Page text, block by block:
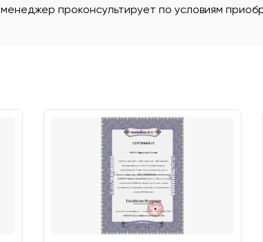
менеджер проконсультирует по условиям